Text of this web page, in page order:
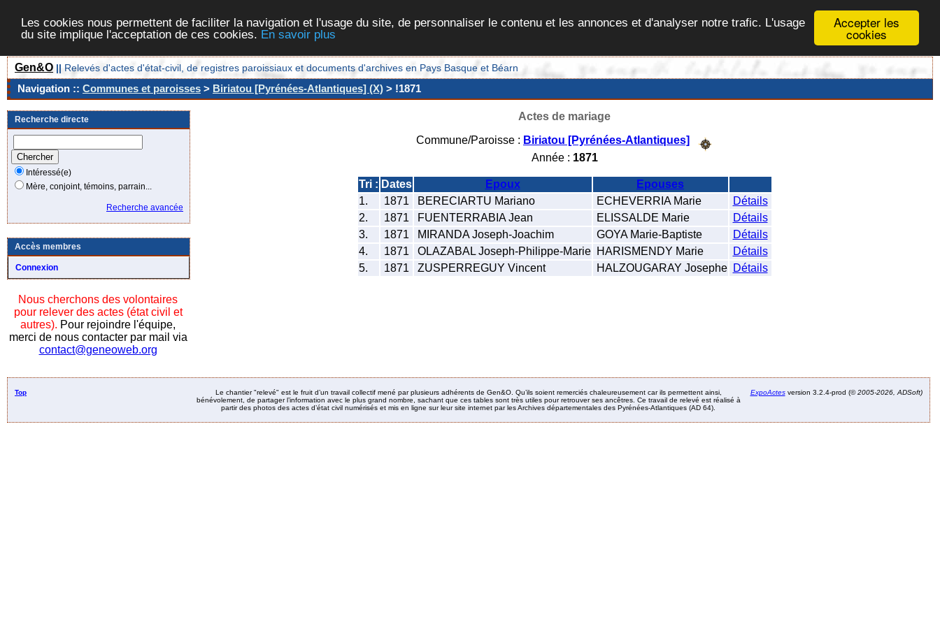
Accepter les
cookies
Les cookies nous permettent de faciliter la navigation et l'usage du site, de personnaliser le contenu et les annonces et d'analyser notre trafic. L'usage
du site implique l'acceptation de ces cookies. En savoir plus
Gen&O || Relevés d'actes d'état-civil, de registres paroissiaux et documents d'archives en Pays Basque et Béarn
Navigation :: Communes et paroisses > Biriatou [Pyrénées-Atlantiques] (X) > !1871
Recherche directe
Intéressé(e)
Mère, conjoint, témoins, parrain...
Recherche avancée
Accès membres
Connexion
Nous cherchons des volontaires
pour relever des actes (état civil et
autres). Pour rejoindre l'équipe,
merci de nous contacter par mail via
contact@geneoweb.org
Actes de mariage
Commune/Paroisse : Biriatou [Pyrénées-Atlantiques]
Année : 1871
Tri : Dates Epoux
Epouses
1.
1871 BERECIARTU Mariano ECHEVERRIA Marie
Détails
2.
1871 FUENTERRABIA Jean ELISSALDE Marie
Détails
3.
1871 MIRANDA Joseph-Joachim GOYA Marie-Baptiste
Détails
4.
1871 OLAZABAL Joseph-Philippe-Marie HARISMENDY Marie
Détails
5.
1871 ZUSPERREGUY Vincent HALZOUGARAY Josephe Détails
Top
Le chantier "relevé" est le fruit d’un travail collectif mené par plusieurs adhérents de Gen&O. Qu’ils soient remerciés chaleureusement car ils permettent ainsi,
bénévolement, de partager l’information avec le plus grand nombre, sachant que ces tables sont très utiles pour retrouver ses ancêtres. Ce travail de relevé est réalisé à
partir des photos des actes d’état civil numérisés et mis en ligne sur leur site internet par les Archives départementales des Pyrénées-Atlantiques (AD 64).
ExpoActesversion 3.2.4-prod (©2005-2026, ADSoft)